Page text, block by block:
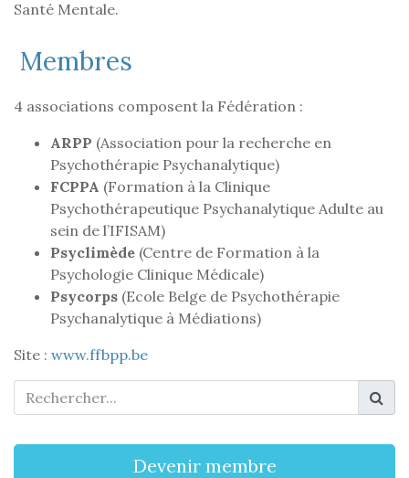
Santé Mentale.
Membres
4 associations composent la Fédération :
ARPP (Association pour la recherche en
Psychothérapie Psychanalytique)
FCPPA (Formation à la Clinique
Psychothérapeutique Psychanalytique Adulte au
sein de l’IFISAM)
Psyclimède (Centre de Formation à la
Psychologie Clinique Médicale)
Psycorps (Ecole Belge de Psychothérapie
Psychanalytique à Médiations)
Site : www.ffbpp.be
Devenir membre